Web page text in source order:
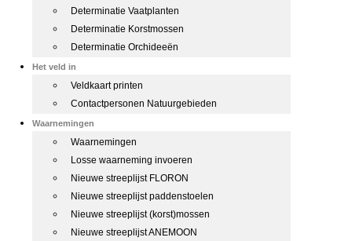
Determinatie Vaatplanten
Determinatie Korstmossen
Determinatie Orchideeën
Het veld in
Veldkaart printen
Contactpersonen Natuurgebieden
Waarnemingen
Waarnemingen
Losse waarneming invoeren
Nieuwe streeplijst FLORON
Nieuwe streeplijst paddenstoelen
Nieuwe streeplijst (korst)mossen
Nieuwe streeplijst ANEMOON